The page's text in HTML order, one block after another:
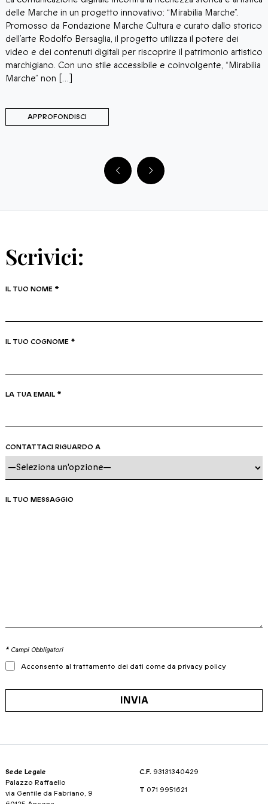
delle Marche in un progetto innovativo: “Mirabilia Marche”.
Promosso da Fondazione Marche Cultura e curato dallo storico
dell’arte Rodolfo Bersaglia, il progetto utilizza il potere dei
video e dei contenuti digitali per riscoprire il patrimonio artistico
marchigiano. Con uno stile accessibile e coinvolgente, “Mirabilia
Marche” non […]
APPROFONDISCI
Scrivici:
IL TUO NOME *
IL TUO COGNOME *
LA TUA EMAIL *
CONTATTACI RIGUARDO A
IL TUO MESSAGGIO
* Campi Obbligatori
Acconsento al trattamento dei dati come da privacy policy
INVIA
Sede Legale
Palazzo Raffaello
via Gentile da Fabriano, 9
C.F. 93131340429
T 071 9951621